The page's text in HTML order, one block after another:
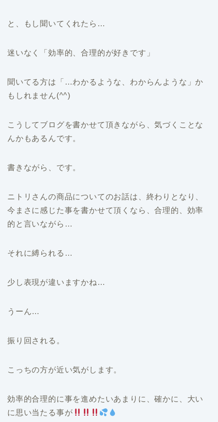
と、もし聞いてくれたら…
迷いなく「効率的、合理的が好きです」
聞いてる方は「…わかるような、わからんような」か
もしれません(^^)
こうしてブログを書かせて頂きながら、気づくことな
んかもあるんです。
書きながら、です。
ニトリさんの商品についてのお話は、終わりとなり、
今まさに感じた事を書かせて頂くなら、合理的、効率
的と言いながら…
それに縛られる…
少し表現が違いますかね…
うーん…
振り回される。
こっちの方が近い気がします。
効率的合理的に事を進めたいあまりに、確かに、大い
に思い当たる事が